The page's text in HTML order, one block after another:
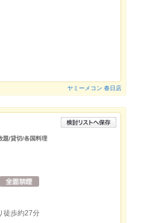
ヤミーメコン 春日店
題/貸切/各国料理
徒歩約27分